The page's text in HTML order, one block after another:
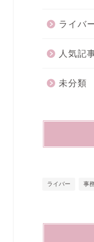
ライバ
人気記
未分類
ライバー 事